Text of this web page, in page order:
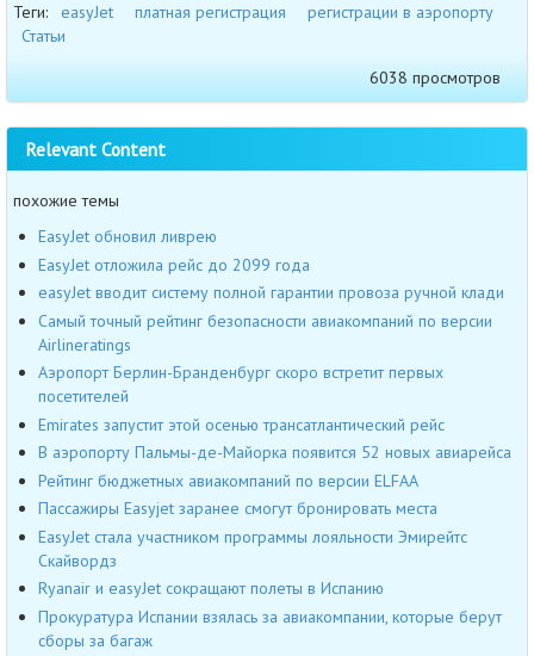
Теги: easyJet платная регистрация
регистрации в аэропорту
Статьи
6038 просмотров
Relevant Content
похожие темы
EasyJet обновил ливрею
EasyJet отложила рейс до 2099 года
easyJet вводит систему полной гарантии провоза ручной клади
Самый точный рейтинг безопасности авиакомпаний по версии
Airlineratings
Аэропорт Берлин-Бранденбург скоро встретит первых
посетителей
Emirates запустит этой осенью трансатлантический рейс
В аэропорту Пальмы-де-Майорка появится 52 новых авиарейса
Рейтинг бюджетных авиакомпаний по версии ELFAA
Пассажиры Easyjet заранее смогут бронировать места
EasyJet стала участником программы лояльности Эмирейтс
Скайвордз
Ryanair и easyJet сокращают полеты в Испанию
Прокуратура Испании взялась за авиакомпании, которые берут
сборы за багаж